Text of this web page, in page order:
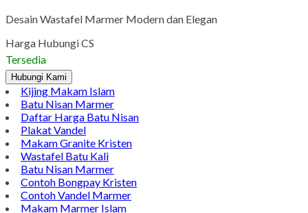
Model Makam Islam Bokoran dengan Bahan yang Super dan
Menawan
Desain Wastafel Marmer Modern dan Elegan
Harga Hubungi CS
Tersedia
Hubungi Kami
Kijing Makam Islam
Batu Nisan Marmer
Daftar Harga Batu Nisan
Plakat Vandel
Makam Granite Kristen
Wastafel Batu Kali
Batu Nisan Marmer
Contoh Bongpay Kristen